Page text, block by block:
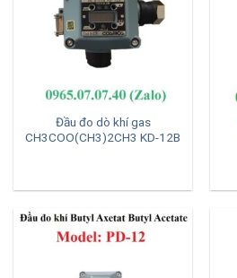
Đầu đo dò khí gas
CH3COO(CH3)2CH3 KD-12B